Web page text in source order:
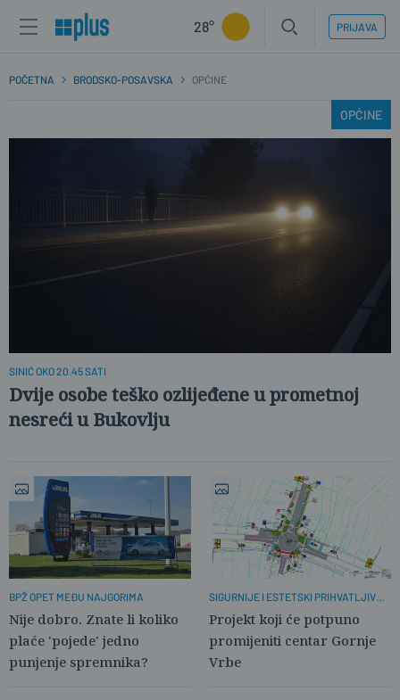
28° PRIJAVA
POČETNA BRODSKO-POSAVSKA OPĆINE
OPĆINE
SINIĆ OKO 20.45 SATI
Dvije osobe teško ozlijeđene u prometnoj
nesreći u Bukovlju
BPŽ OPET MEĐU NAJGORIMA
Nije dobro. Znate li koliko
plaće 'pojede' jedno
punjenje spremnika?
SIGURNIJE I ESTETSKI PRIHVATLJIVIJE
Projekt koji će potpuno
promijeniti centar Gornje
Vrbe